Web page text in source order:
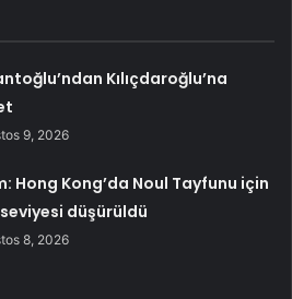
Kılıçdaroğlu’na
9, 2026
Hong Kong’da Noul Tayfunu için
seviyesi düşürüldü
8, 2026